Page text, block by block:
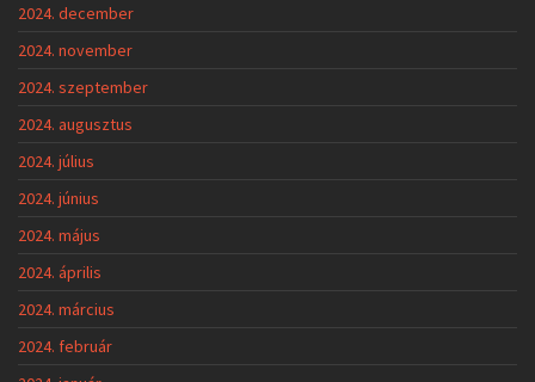
2024. december
2024. november
2024. szeptember
2024. augusztus
2024. július
2024. június
2024. május
2024. április
2024. március
2024. február